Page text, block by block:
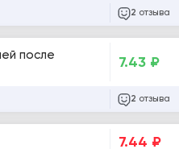
2 отзыва
после
7.43 ₽
2 отзыва
7.44 ₽